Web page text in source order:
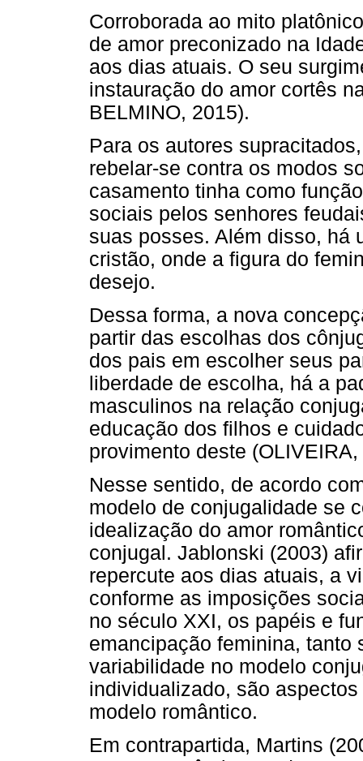
Corroborada ao mito
de amor preconizado na
aos dias atuais. O seu
instauração do amor cortês
BELMINO, 2015).
Para os autores
rebelar-se contra os modos
casamento tinha como
sociais pelos senhores
suas posses. Além disso, há
cristão, onde a figura do
desejo.
Dessa forma, a nova
partir das escolhas dos
dos pais em escolher seus
liberdade de escolha, há a
masculinos na relação
educação dos filhos e
provimento deste
Nesse sentido, de acordo
modelo de conjugalidade se
idealização do amor
conjugal. Jablonski (2003)
repercute aos dias atuais, a
conforme as imposições
no século XXI, os papéis e
emancipação feminina, tanto
variabilidade no modelo
individualizado, são
modelo romântico.
Em contrapartida, Martins